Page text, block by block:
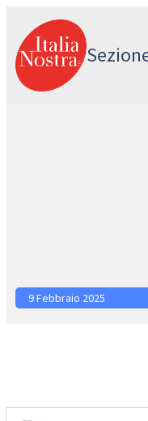
al
contenuto
9 Febbraio 2025